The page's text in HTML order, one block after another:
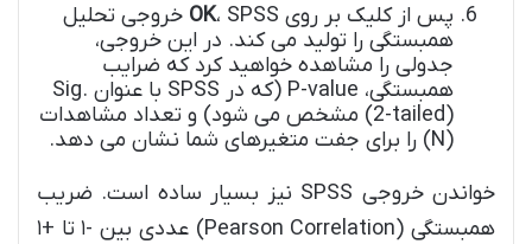
پس از کلیک بر روی
OK ، SPSS خروجی تحلیل
همبستگی را تولید می کند. در این خروجی،
جدولی را مشاهده خواهید کرد که ضرایب
همبستگی، P-value (که در SPSS با عنوان Sig.
(2-tailed) مشخص می شود) و تعداد مشاهدات
(N) را برای جفت متغیرهای شما نشان می دهد.
خواندن خروجی SPSS نیز بسیار ساده است. ضریب
همبستگی (Pearson Correlation) عددی بین -۱ تا +۱